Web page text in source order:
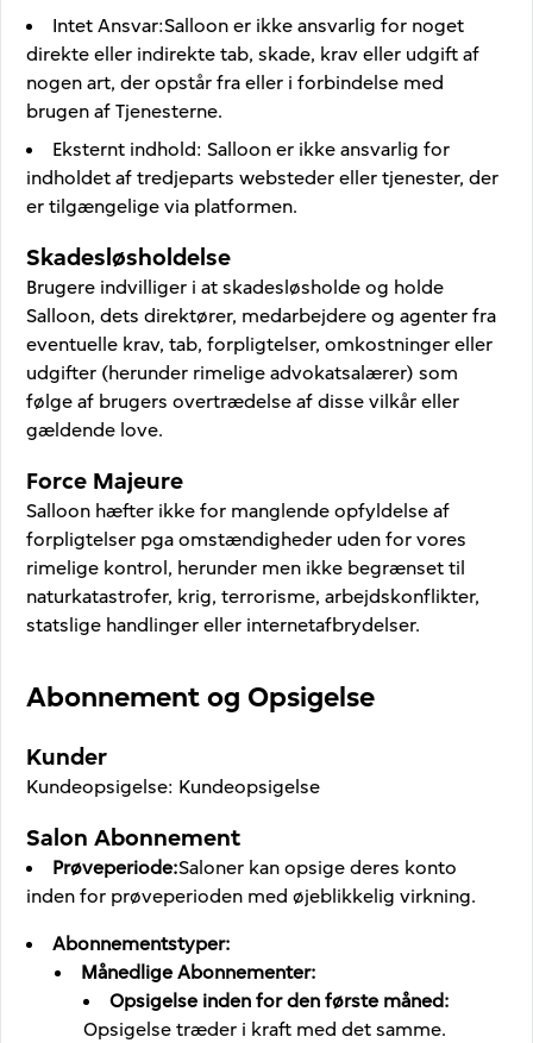
Samlede vurderinger
klik for at bedømme
Intet Ansvar:Salloon er ikke ansvarlig for noget
direkte eller indirekte tab, skade, krav eller udgift af
nogen art, der opstår fra eller i forbindelse med
brugen af Tjenesterne.
Eksternt indhold:Salloon er ikke ansvarlig for
indholdet af tredjeparts websteder eller tjenester, der
er tilgængelige via platformen.
Skadesløsholdelse
Brugere indvilliger i at skadesløsholde og holde
Salloon, dets direktører, medarbejdere og agenter fra
eventuelle krav, tab, forpligtelser, omkostninger eller
udgifter (herunder rimelige advokatsalærer) som
følge af brugers overtrædelse af disse vilkår eller
gældende love.
Force Majeure
Salloon hæfter ikke for manglende opfyldelse af
forpligtelser pga omstændigheder uden for vores
rimelige kontrol, herunder men ikke begrænset til
naturkatastrofer, krig, terrorisme, arbejdskonflikter,
statslige handlinger eller internetafbrydelser.
Abonnement og Opsigelse
Kunder
Kundeopsigelse: Kundeopsigelse
Salon Abonnement
Prøveperiode:Saloner kan opsige deres konto
inden for prøveperioden med øjeblikkelig virkning.
Abonnementstyper:
Månedlige Abonnementer:
Opsigelse inden for den første måned:
Opsigelse træder i kraft med det samme.